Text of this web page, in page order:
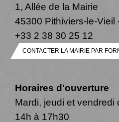
1, Allée de la Mairie
45300 Pithiviers-le-Vieil
+33 2 38 30 25 12
CONTACTER LA MAIRIE PAR
Horaires d'ouverture
Mardi, jeudi et vendredi
14h à 17h30